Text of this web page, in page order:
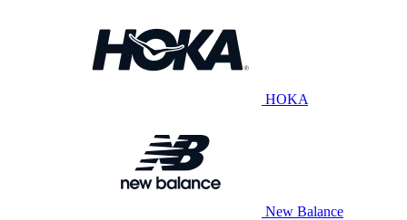
HOKA
New Balance